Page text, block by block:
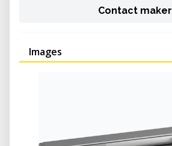
Contact maker
Images